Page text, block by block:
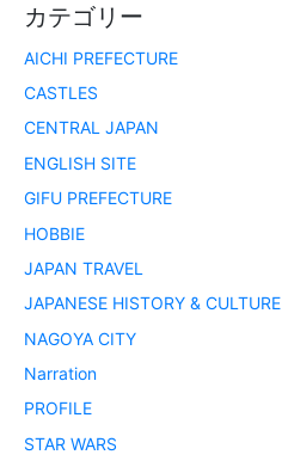
カテゴリー
AICHI PREFECTURE
CASTLES
CENTRAL JAPAN
ENGLISH SITE
GIFU PREFECTURE
HOBBIE
JAPAN TRAVEL
JAPANESE HISTORY & CULTURE
NAGOYA CITY
Narration
PROFILE
STAR WARS